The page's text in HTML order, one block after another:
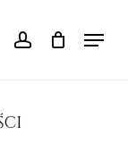
searchaccount
Menu
Close